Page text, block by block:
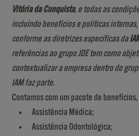
Vitória da Conquista, e todas as
incluindo benefícios e políticas
conforme as diretrizes específicas da
referências ao grupo JDE tem como
contextualizar a empresa dentro do
IAM faz parte.
Contamos com um pacote de
Assistência Médica;
Assistência Odontológica;